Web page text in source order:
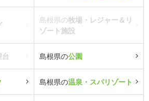
島根県の牧場・レジャー＆リ
ゾート施設
台 島根県の公園
島根県の温泉・スパリゾート